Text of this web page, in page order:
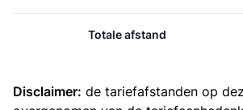
Totale afstand
Disclaimer: de tariefafstanden op